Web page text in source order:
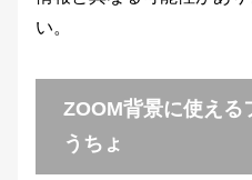
い。
ZOOM背景に使える
うちょ